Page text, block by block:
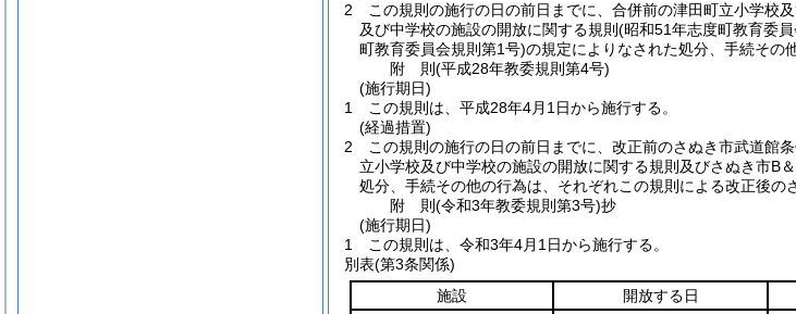
2
この規則の施行の日の前日までに、合併前の津田町立小学校
及び中学校の施設の開放に関する規則 (昭和51年志度町教育委
町教育委員会規則第1号)の規定によりなされた処分、手続その
附 則(平成28年教委規則第4号)
(施行期日)
1
この規則は、平成28年4月1日から施行する。
(経過措置)
2
この規則の施行の日の前日までに、改正前のさぬき市武道館
立小学校及び中学校の施設の開放に関する規則及びさぬき市B
処分、手続その他の行為は、それぞれこの規則による改正後の
附 則(令和3年教委規則第3号)抄
(施行期日)
1
この規則は、令和3年4月1日から施行する。
別表(第3条関係)
施設
開放する日